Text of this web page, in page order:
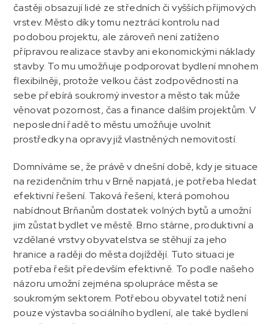
častěji obsazují lidé ze středních či vyšších příjmových
vrstev. Město díky tomu neztrácí kontrolu nad
podobou projektu, ale zároveň není zatíženo
přípravou realizace stavby ani ekonomickými náklady
stavby. To mu umožňuje podporovat bydlení mnohem
flexibilněji, protože velkou část zodpovědností na
sebe přebírá soukromý investor a město tak může
věnovat pozornost, čas a finance dalším projektům. V
neposlední řadě to městu umožňuje uvolnit
prostředky na opravy již vlastněných nemovitostí.
Domníváme se, že právě v dnešní době, kdy je situace
na rezidenčním trhu v Brně napjatá, je potřeba hledat
efektivní řešení. Taková řešení, která pomohou
nabídnout Brňanům dostatek volných bytů a umožní
jim zůstat bydlet ve městě. Brno stárne, produktivní a
vzdělané vrstvy obyvatelstva se stěhují za jeho
hranice a raději do města dojíždějí. Tuto situaci je
potřeba řešit především efektivně. To podle našeho
názoru umožní zejména spolupráce města se
soukromým sektorem. Potřebou obyvatel totiž není
pouze výstavba sociálního bydlení, ale také bydlení